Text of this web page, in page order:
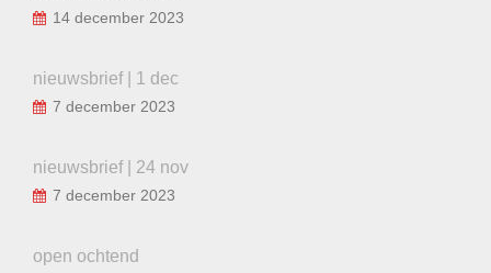
14 december 2023
nieuwsbrief | 1 dec
7 december 2023
nieuwsbrief | 24 nov
7 december 2023
open ochtend